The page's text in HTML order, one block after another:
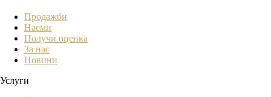
Продажби
Наеми
Получи оценка
За нас
Новини
Услуги